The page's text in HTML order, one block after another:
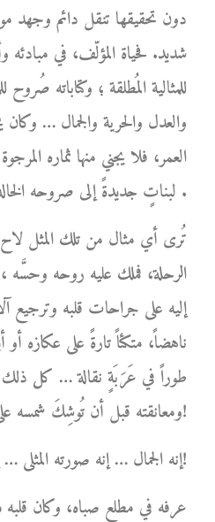
دون تحقيقها تنقل دائم
شديد. فحياة المؤلّف، في
للمثالية المُطلقة ؛ وكتاباته صُروح
والعدل والحرية والجمال …
العمر، فلا يجني منها ثماره
لبناتٍ جديدةً إلى صروحه الخالدة .
تُرى أي مثال من تلك المثل
الرحلة، فملك عليه روحه وحسَّه
إليه على جراحات قلبه وترجيع
ناهضاً، متكئاً تارةً على عكازه
طوراً في عَرَبَةٍ نقالة … كل ذلك
ومعانقته قبل أن تُوشِكَ شمسه على الغياب ؟!
إنه الجمال … إنه صورته المثلى … إنَّه الفن . . . الفن لا غير!
عرفه في مطلع صباه، وكان قلبه